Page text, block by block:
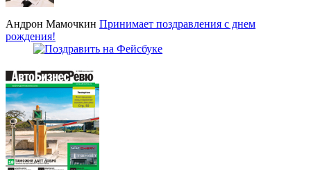
Андрон Мамочкин Принимает поздравления с днем
рождения!